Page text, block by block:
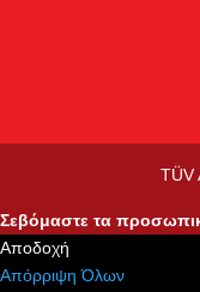
TÜV
Σεβόμαστε τα
Αποδοχή
Απόρριψη Όλων